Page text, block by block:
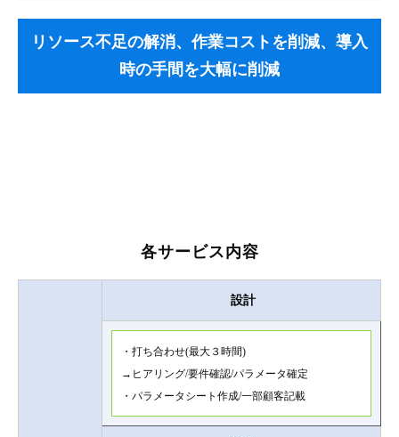
リソース不足の解消、作業コストを削減、導入
時の手間を大幅に削減
各サービス内容
設計
・打ち合わせ(最大３時間)
→ヒアリング/要件確認/パラメータ確定
・パラメータシート作成/一部顧客記載